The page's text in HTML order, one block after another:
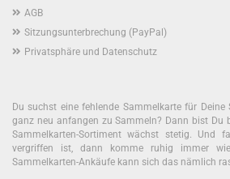
AGB
Sitzungsunterbrechung (PayPal)
Privatsphäre und Datenschutz
Du suchst eine fehlende Sammelkarte für
ganz neu anfangen zu Sammeln? Dann bist Du
Sammelkarten-Sortiment wächst stetig. Und
vergriffen ist, dann komme ruhig immer
Sammelkarten-Ankäufe kann sich das nämlich